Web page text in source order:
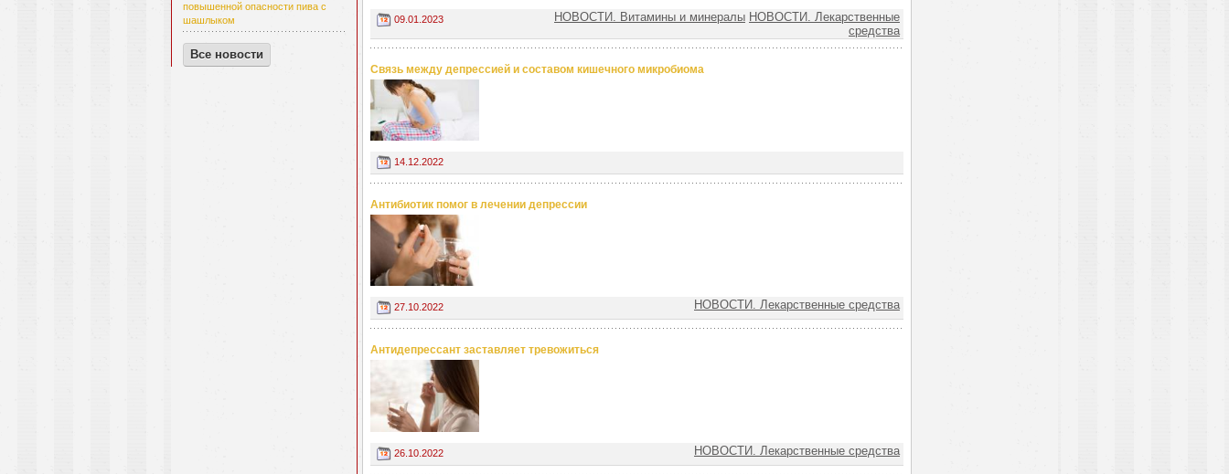
повышенной опасности пива с
шашлыком
Все новости
09.01.2023 НОВОСТИ. Витамины и минералы НОВОСТИ. Лекарственные
средства
Cвязь между депрессией и составом кишечного микробиома
14.12.2022
Антибиотик помог в лечении депрессии
27.10.2022 НОВОСТИ. Лекарственные средства
Антидепрессант заставляет тревожиться
26.10.2022 НОВОСТИ. Лекарственные средства